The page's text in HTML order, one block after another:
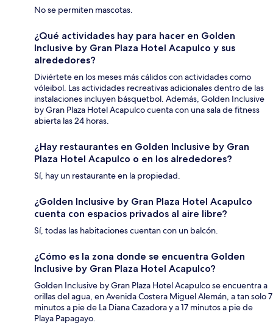
No se permiten mascotas.
¿Qué actividades hay para hacer en Golden
Inclusive by Gran Plaza Hotel Acapulco y sus
alrededores?
Diviértete en los meses más cálidos con actividades como
vóleibol. Las actividades recreativas adicionales dentro de las
instalaciones incluyen básquetbol. Además, Golden Inclusive
by Gran Plaza Hotel Acapulco cuenta con una sala de fitness
abierta las 24 horas.
¿Hay restaurantes en Golden Inclusive by Gran
Plaza Hotel Acapulco o en los alrededores?
Sí, hay un restaurante en la propiedad.
¿Golden Inclusive by Gran Plaza Hotel Acapulco
cuenta con espacios privados al aire libre?
Sí, todas las habitaciones cuentan con un balcón.
¿Cómo es la zona donde se encuentra Golden
Inclusive by Gran Plaza Hotel Acapulco?
Golden Inclusive by Gran Plaza Hotel Acapulco se encuentra a
orillas del agua, en Avenida Costera Miguel Alemán, a tan solo 7
minutos a pie de La Diana Cazadora y a 17 minutos a pie de
Playa Papagayo.